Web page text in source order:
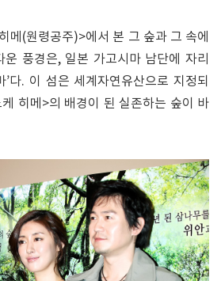
메(원령공주)>에서 본 그 숲과 그 속에
운 풍경은, 일본 가고시마 남단에 자리
다. 이 섬은 세계자연유산으로 지정되
히메>의 배경이 된 실존하는 숲이 바